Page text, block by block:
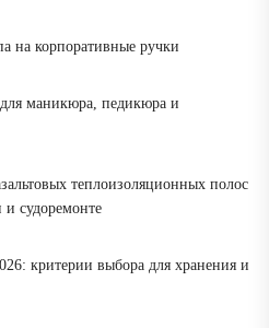
на корпоративные ручки
маникюра, педикюра и
теплоизоляционных полос
судоремонте
критерии выбора для хранения и